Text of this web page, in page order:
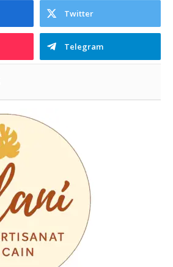
Twitter
Telegram